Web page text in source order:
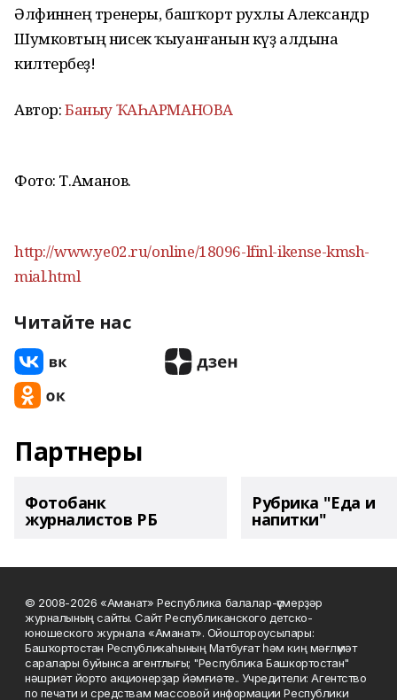
Әлфинәнең тренеры, башҡорт рухлы Александр
Шумковтың нисек ҡыуанғанын күҙ алдына
килтерәбеҙ!
Автор:Баныу ҠАҺАРМАНОВА
Фото: Т.Аманов.
http://www.ye02.ru/online/18096-lfinl-ikense-kmsh-
mial.html
Читайте нас
Партнеры
Фотобанк
журналистов РБ
Рубрика "Еда и
напитки"
© 2008-2026 «Аманат» Республика балалар-үҫмерҙәр
журналының сайты. Сайт Республиканского детско-
юношеского журнала «Аманат». Ойоштороусылары:
Башҡортостан Республикаһының Матбуғат һәм киң мәғлүмәт
саралары буйынса агентлығы; "Республика Башкортостан"
нәшриәт йорто акционерҙар йәмғиәте.. Учредители: Агентство
по печати и средствам массовой информации Республики